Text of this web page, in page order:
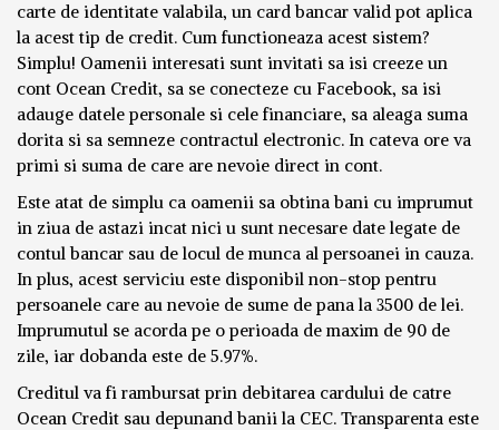
carte de identitate valabila, un card bancar valid pot aplica
la acest tip de credit. Cum functioneaza acest sistem?
Simplu! Oamenii interesati sunt invitati sa isi creeze un
cont Ocean Credit, sa se conecteze cu Facebook, sa isi
adauge datele personale si cele financiare, sa aleaga suma
dorita si sa semneze contractul electronic. In cateva ore va
primi si suma de care are nevoie direct in cont.
Este atat de simplu ca oamenii sa obtina bani cu imprumut
in ziua de astazi incat nici u sunt necesare date legate de
contul bancar sau de locul de munca al persoanei in cauza.
In plus, acest serviciu este disponibil non-stop pentru
persoanele care au nevoie de sume de pana la 3500 de lei.
Imprumutul se acorda pe o perioada de maxim de 90 de
zile, iar dobanda este de 5.97%.
Creditul va fi rambursat prin debitarea cardului de catre
Ocean Credit sau depunand banii la CEC. Transparenta este